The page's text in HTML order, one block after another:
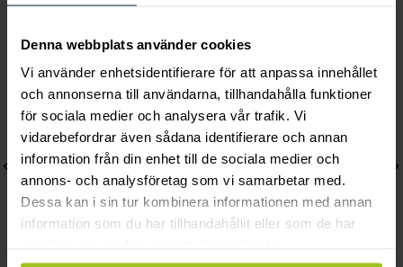
Denna webbplats använder cookies
Vi använder enhetsidentifierare för att anpassa innehållet
och annonserna till användarna, tillhandahålla funktioner
för sociala medier och analysera vår trafik. Vi
vidarebefordrar även sådana identifierare och annan
information från din enhet till de sociala medier och
annons- och analysföretag som vi samarbetar med.
Dessa kan i sin tur kombinera informationen med annan
information som du har tillhandahållit eller som de har